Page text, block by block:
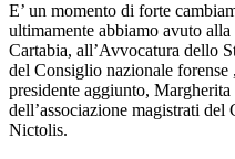
E’ un momento di forte
ultimamente abbiamo avuto
Cartabia, all’Avvocatura dello
del Consiglio nazionale
presidente aggiunto, Margherita
dell’associazione magistrati
Nictolis.